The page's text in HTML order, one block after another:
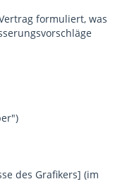
formuliert, was
des Grafikers] (im